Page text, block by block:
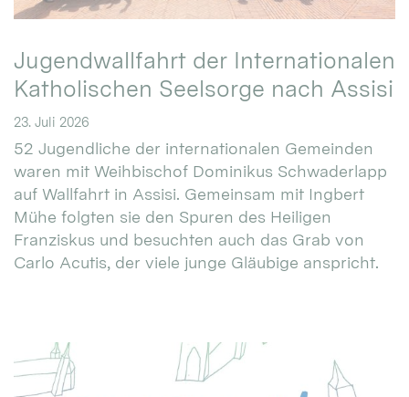
Jugendwallfahrt der Internationalen
Katholischen Seelsorge nach Assisi
23. Juli 2026
52 Jugendliche der internationalen Gemeinden
waren mit Weihbischof Dominikus Schwaderlapp
auf Wallfahrt in Assisi. Gemeinsam mit Ingbert
Mühe folgten sie den Spuren des Heiligen
Franziskus und besuchten auch das Grab von
Carlo Acutis, der viele junge Gläubige anspricht.